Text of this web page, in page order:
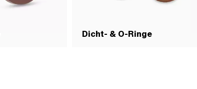
Dicht- & O-Ringe